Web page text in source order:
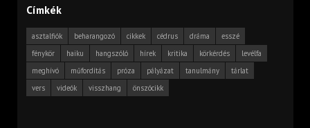
Címkék
asztalfiók beharangozó cikkek cédrus dráma
esszé
fénykör
haiku hangszóló hírek kritika körkérdés
levélfa
meghívó
műfordítás próza pályázat tanulmány
tárlat
vers
videók visszhang önszócikk